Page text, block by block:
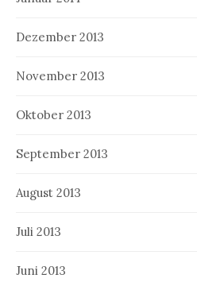
Dezember 2013
November 2013
Oktober 2013
September 2013
August 2013
Juli 2013
Juni 2013